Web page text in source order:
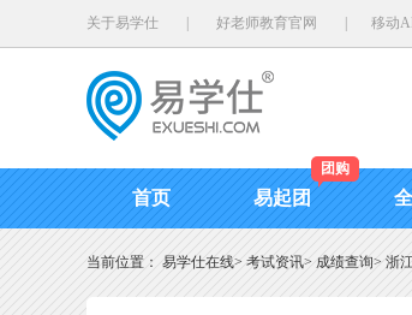
关于易学仕 好老师教育官网 移动
首页 易起团
团购
当前位置： 易学仕在线> 考试资讯> 成绩查询> 浙